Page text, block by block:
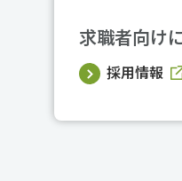
求職者向け
採用情報